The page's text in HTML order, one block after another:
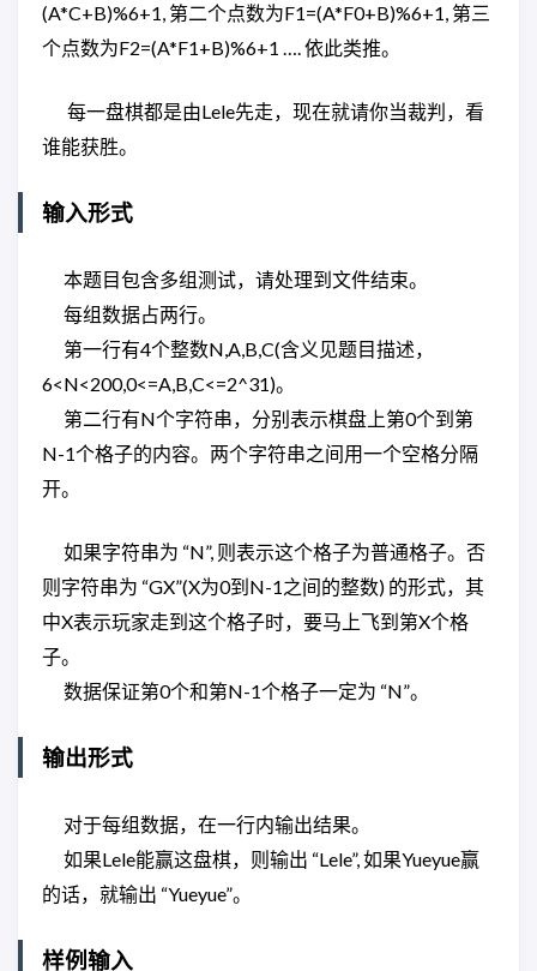
(A*C+B)%6+1, 第二个点数为F1=(A*F0+B)%6+1, 第三
个点数为F2=(A*F1+B)%6+1 …. 依此类推。
每一盘棋都是由Lele先走，现在就请你当裁判，看
谁能获胜。
输入形式
本题目包含多组测试，请处理到文件结束。
每组数据占两行。
第一行有4个整数N,A,B,C(含义见题目描述，
6<N<200,0<=A,B,C<=2^31)。
第二行有N个字符串，分别表示棋盘上第0个到第
N-1个格子的内容。两个字符串之间用一个空格分隔
开。
如果字符串为 “N”, 则表示这个格子为普通格子。否
则字符串为 “GX”(X为0到N-1之间的整数) 的形式，其
中X表示玩家走到这个格子时，要马上飞到第X个格
子。
数据保证第0个和第N-1个格子一定为 “N”。
输出形式
对于每组数据，在一行内输出结果。
如果Lele能赢这盘棋，则输出 “Lele”, 如果Yueyue赢
的话，就输出 “Yueyue”。
样例输入